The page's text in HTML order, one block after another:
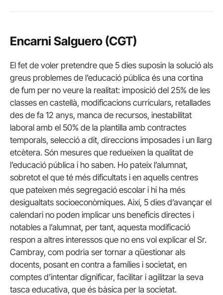
Encarni Salguero (CGT)
El fet de voler pretendre que 5 dies suposin la solució als
greus problemes de l’educació pública és una cortina
de fum per no veure la realitat: imposició del 25% de les
classes en castellà, modificacions curriculars, retallades
des de fa 12 anys, manca de recursos, inestabilitat
laboral amb el 50% de la plantilla amb contractes
temporals, selecció a dit, direccions imposades i un llarg
etcètera. Són mesures que redueixen la qualitat de
l’educació pública i ho saben. Ho pateix l’alumnat,
sobretot el que té més dificultats i en aquells centres
que pateixen més segregació escolar i hi ha més
desigualtats socioeconòmiques. Així, 5 dies d’avançar el
calendari no poden implicar uns beneficis directes i
notables a l’alumnat, per tant, aquesta modificació
respon a altres interessos que no ens vol explicar el Sr.
Cambray, com podria ser tornar a qüestionar als
docents, posant en contra a famílies i societat, en
comptes d’intentar dignificar, facilitar i agilitzar la seva
tasca educativa, que és bàsica per la societat.